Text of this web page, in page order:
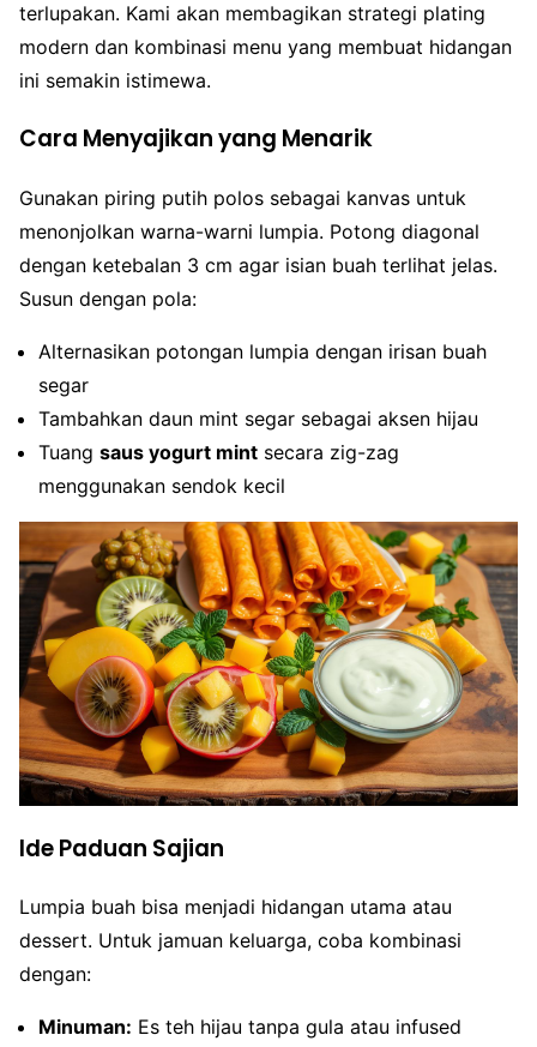
terlupakan. Kami akan membagikan strategi plating
modern dan kombinasi menu yang membuat hidangan
ini semakin istimewa.
Cara Menyajikan yang Menarik
Gunakan piring putih polos sebagai kanvas untuk
menonjolkan warna-warni lumpia. Potong diagonal
dengan ketebalan 3 cm agar isian buah terlihat jelas.
Susun dengan pola:
Alternasikan potongan lumpia dengan irisan buah
segar
Tambahkan daun mint segar sebagai aksen hijau
Tuang saus yogurt mint secara zig-zag
menggunakan sendok kecil
Ide Paduan Sajian
Lumpia buah bisa menjadi hidangan utama atau
dessert. Untuk jamuan keluarga, coba kombinasi
dengan:
Minuman: Es teh hijau tanpa gula atau infused